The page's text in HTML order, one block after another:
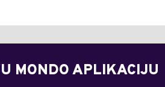
MONDO APLIKACIJU